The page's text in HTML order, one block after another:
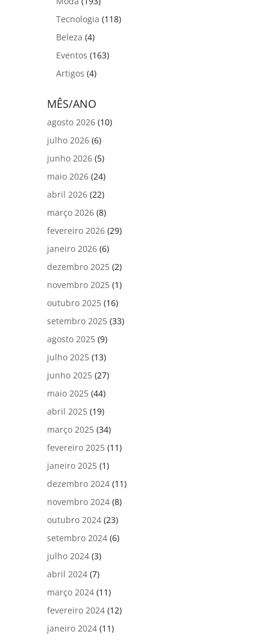
Tecnologia (118)
Beleza (4)
Eventos (163)
Artigos (4)
MÊS/ANO
agosto 2026 (10)
julho 2026 (6)
junho 2026 (5)
maio 2026 (24)
abril 2026 (22)
março 2026 (8)
fevereiro 2026 (29)
janeiro 2026 (6)
dezembro 2025 (2)
novembro 2025 (1)
outubro 2025 (16)
setembro 2025 (33)
agosto 2025 (9)
julho 2025 (13)
junho 2025 (27)
maio 2025 (44)
abril 2025 (19)
março 2025 (34)
fevereiro 2025 (11)
janeiro 2025 (1)
dezembro 2024 (11)
novembro 2024 (8)
outubro 2024 (23)
setembro 2024 (6)
julho 2024 (3)
abril 2024 (7)
março 2024 (11)
fevereiro 2024 (12)
janeiro 2024 (11)